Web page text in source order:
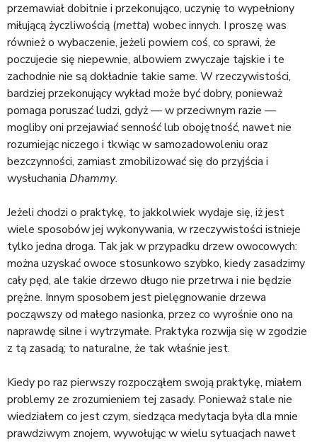
przemawiał dobitnie i przekonująco, uczynię to wypełniony
miłującą życzliwością (metta) wobec innych. I proszę was
również o wybaczenie, jeżeli powiem coś, co sprawi, że
poczujecie się niepewnie, albowiem zwyczaje tajskie i te
zachodnie nie są dokładnie takie same. W rzeczywistości,
bardziej przekonujący wykład może być dobry, ponieważ
pomaga poruszać ludzi, gdyż — w przeciwnym razie —
mogliby oni przejawiać senność lub obojętność, nawet nie
rozumiejąc niczego i tkwiąc w samozadowoleniu oraz
bezczynności, zamiast zmobilizować się do przyjścia i
wysłuchania Dhammy.
Jeżeli chodzi o praktykę, to jakkolwiek wydaje się, iż jest
wiele sposobów jej wykonywania, w rzeczywistości istnieje
tylko jedna droga. Tak jak w przypadku drzew owocowych:
można uzyskać owoce stosunkowo szybko, kiedy zasadzimy
cały pęd, ale takie drzewo długo nie przetrwa i nie będzie
prężne. Innym sposobem jest pielęgnowanie drzewa
począwszy od małego nasionka, przez co wyrośnie ono na
naprawdę silne i wytrzymałe. Praktyka rozwija się w zgodzie
z tą zasadą; to naturalne, że tak właśnie jest.
Kiedy po raz pierwszy rozpocząłem swoją praktykę, miałem
problemy ze zrozumieniem tej zasady. Ponieważ stale nie
wiedziałem co jest czym, siedząca medytacja była dla mnie
prawdziwym znojem, wywołując w wielu sytuacjach nawet